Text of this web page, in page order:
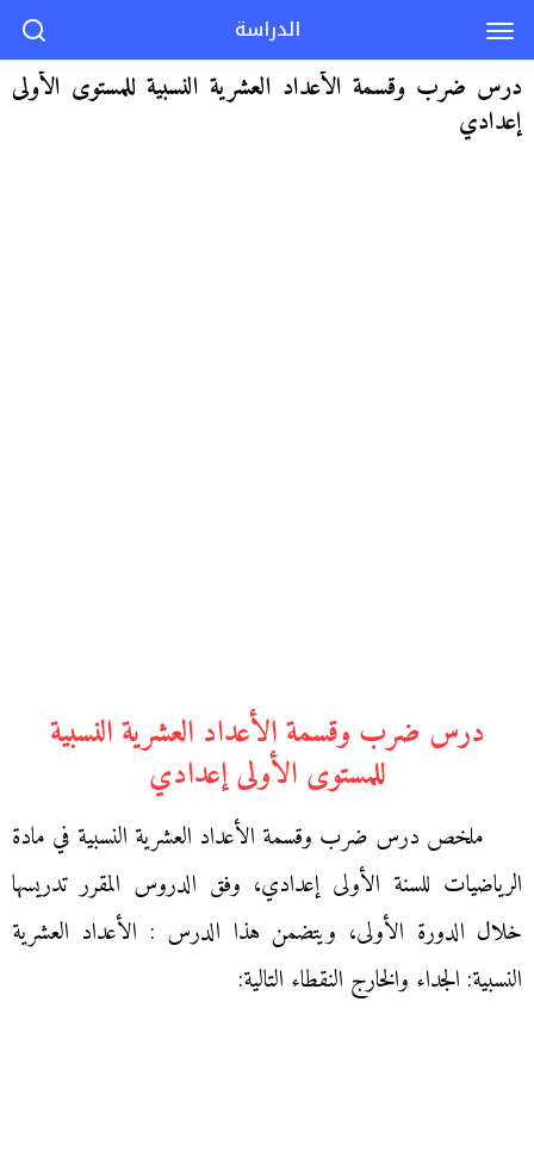
درس ضرب وقسمة الأعداد العشرية النسبية للمستوى الأولى
إعدادي
درس ضرب وقسمة الأعداد العشرية النسبية
للمستوى الأولى إعدادي
ملخص درس ضرب وقسمة الأعداد العشرية النسبية في مادة
الرياضيات للسنة الأولى إعدادي، وفق الدروس المقرر تدريسها
خلال الدورة الأولى، ويتضمن هذا الدرس : الأعداد العشرية
النسبية: الجداء والخارج النقطاء التالية:
الدراسة